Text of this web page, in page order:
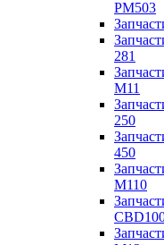
PM503
281
M11
250
450
M110